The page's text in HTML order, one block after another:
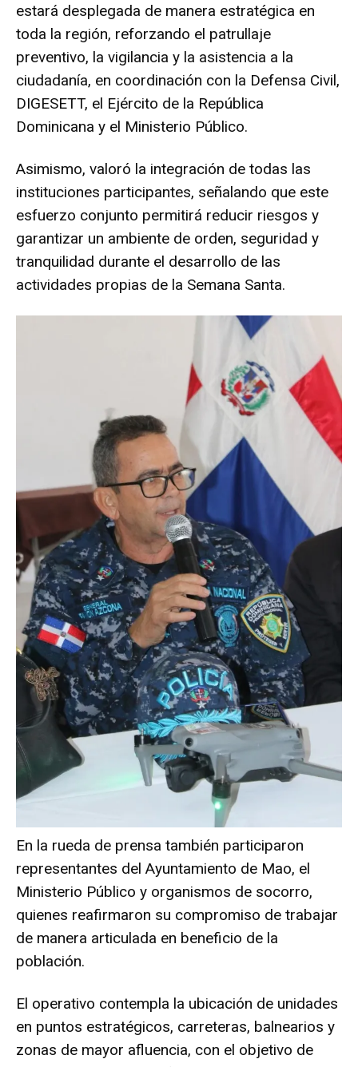
estará desplegada de manera estratégica en
toda la región, reforzando el patrullaje
preventivo, la vigilancia y la asistencia a la
ciudadanía, en coordinación con la Defensa Civil,
DIGESETT, el Ejército de la República
Dominicana y el Ministerio Público.
Asimismo, valoró la integración de todas las
instituciones participantes, señalando que este
esfuerzo conjunto permitirá reducir riesgos y
garantizar un ambiente de orden, seguridad y
tranquilidad durante el desarrollo de las
actividades propias de la Semana Santa.
En la rueda de prensa también participaron
representantes del Ayuntamiento de Mao, el
Ministerio Público y organismos de socorro,
quienes reafirmaron su compromiso de trabajar
de manera articulada en beneficio de la
población.
El operativo contempla la ubicación de unidades
en puntos estratégicos, carreteras, balnearios y
zonas de mayor afluencia, con el objetivo de